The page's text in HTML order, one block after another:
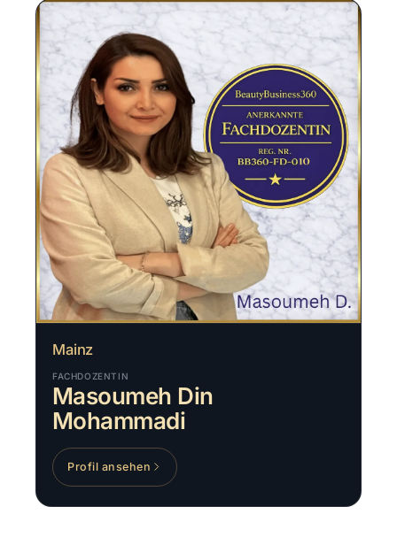
Mainz
FACHDOZENTIN
Masoumeh Din
Mohammadi
Profil ansehen